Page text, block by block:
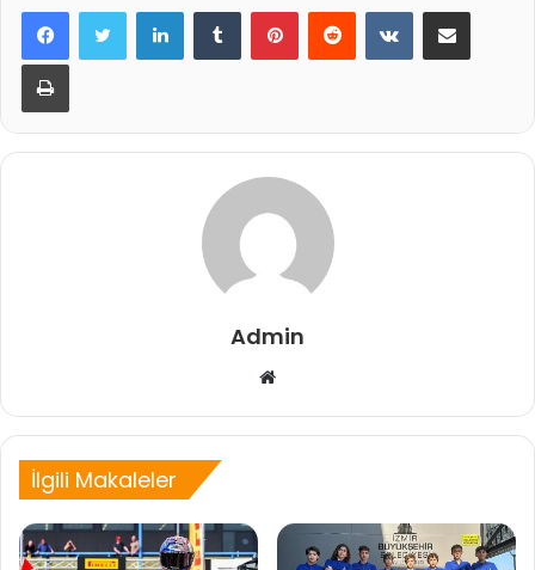
LinkedInTumblr PinterestReddit VKontakteE-Posta ile paylaş
Yazdır
Admin
Web
İlgili Makaleler